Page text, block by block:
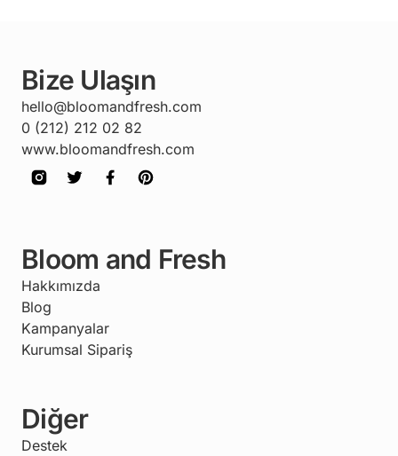
Bize Ulaşın
hello@bloomandfresh.com
0 (212) 212 02 82
www.bloomandfresh.com
Bloom and Fresh
Hakkımızda
Blog
Kampanyalar
Kurumsal Sipariş
Diğer
Destek